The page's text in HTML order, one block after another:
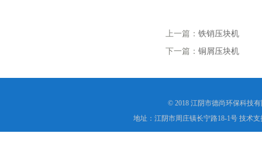
上一篇： 铁销压块机
下一篇： 铜屑压块机
© 2018 江阴市德尚环保科技
地址：江阴市周庄镇长宁路18-1号 技术